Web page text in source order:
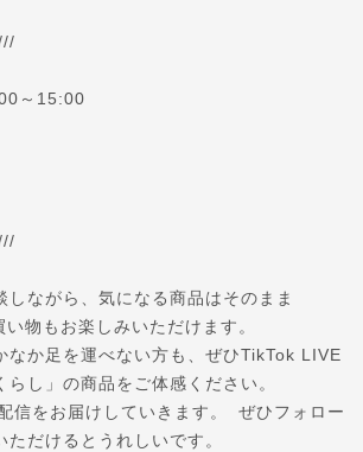
～15:00
しながら、気になる商品はそのまま
物もお楽しみいただけます。
なか足を運べない方も、ぜひTikTok LIVE
らし」の商品をご体感ください。
信をお届けしていきます。 ぜひフォロー
ただけるとうれしいです。